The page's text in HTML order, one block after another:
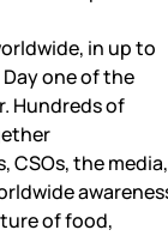
in up to
one of the
Hundreds of
CSOs, the media,
of food,